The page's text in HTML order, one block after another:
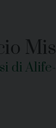
di